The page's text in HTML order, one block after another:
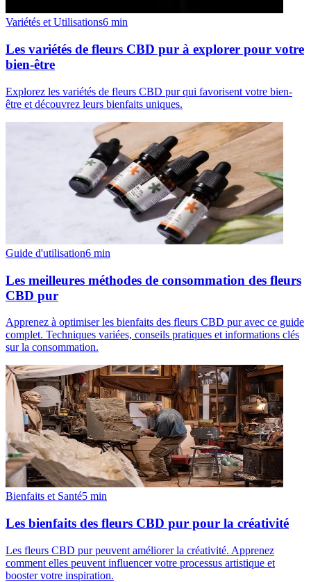
Variétés et Utilisations6 min
Les variétés de fleurs CBD pur à explorer pour votre
bien-être
Explorez les variétés de fleurs CBD pur qui favorisent votre bien-
être et découvrez leurs bienfaits uniques.
Guide d'utilisation6 min
Les meilleures méthodes de consommation des fleurs
CBD pur
Apprenez à optimiser les bienfaits des fleurs CBD pur avec ce guide
complet. Techniques variées, conseils pratiques et informations clés
sur la consommation.
Bienfaits et Santé5 min
Les bienfaits des fleurs CBD pur pour la créativité
Les fleurs CBD pur peuvent améliorer la créativité. Apprenez
comment elles peuvent influencer votre processus artistique et
booster votre inspiration.